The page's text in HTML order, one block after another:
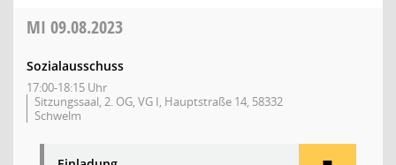
MI 09.08.2023
Sozialausschuss
17:00-18:15 Uhr
Sitzungssaal, 2. OG, VG I, Hauptstraße 14, 58332
Schwelm